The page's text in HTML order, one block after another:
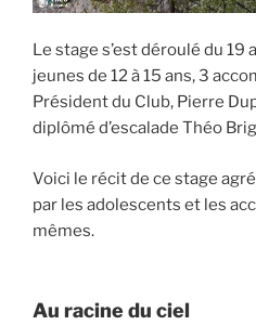
Le stage s’est déroulé du 19
jeunes de 12 à 15 ans, 3
Président du Club, Pierre
diplômé d’escalade Théo
Voici le récit de ce stage
par les adolescents et les
mêmes.
Au racine du ciel